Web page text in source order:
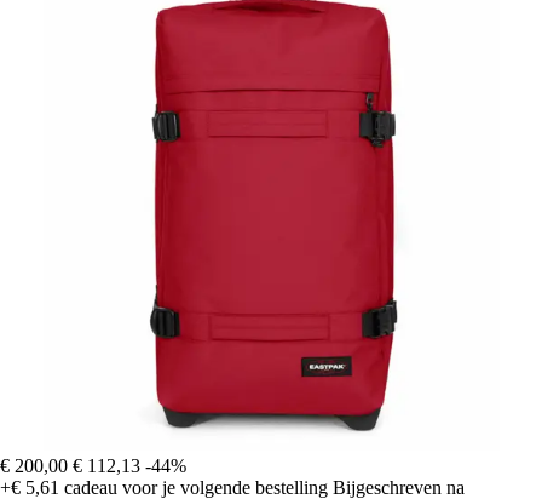
€ 200,00 € 112,13 -44%
+€ 5,61 cadeau voor je volgende bestelling Bijgeschreven na